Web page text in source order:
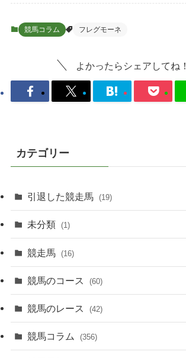
競馬コラム フレグモーネ
よかったらシェアしてね！
カテゴリー
引退した競走馬 (19)
未分類 (1)
競走馬 (16)
競馬のコース (60)
競馬のレース (42)
競馬コラム (356)